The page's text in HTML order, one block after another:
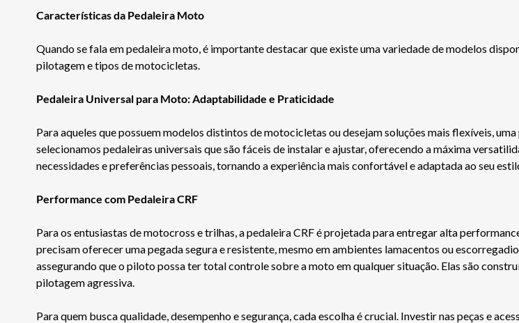
Características da Pedaleira Moto
Quando se fala em pedaleira moto, é importante destacar que existe uma variedade de modelos
pilotagem e tipos de motocicletas.
Pedaleira Universal para Moto: Adaptabilidade e Praticidade
Para aqueles que possuem modelos distintos de motocicletas ou desejam soluções mais flexíveis,
selecionamos pedaleiras universais que são fáceis de instalar e ajustar, oferecendo a máxima
necessidades e preferências pessoais, tornando a experiência mais confortável e adaptada ao seu
Performance com Pedaleira CRF
Para os entusiastas de motocross e trilhas, a pedaleira CRF é projetada para entregar alta
precisam oferecer uma pegada segura e resistente, mesmo em ambientes lamacentos ou
assegurando que o piloto possa ter total controle sobre a moto em qualquer situação. Elas são
pilotagem agressiva.
Para quem busca qualidade, desempenho e segurança, cada escolha é crucial. Investir nas peças e